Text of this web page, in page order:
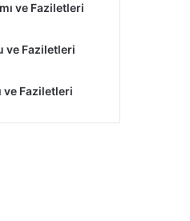
ve Faziletleri
ve Faziletleri
ve Faziletleri